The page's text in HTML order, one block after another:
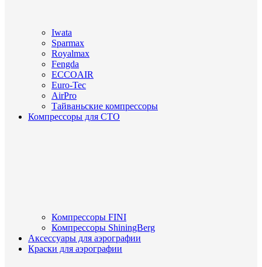
Iwata
Sparmax
Royalmax
Fengda
ECCOAIR
Euro-Tec
AirPro
Тайваньские компрессоры
Компрессоры для СТО
Компрессоры FINI
Компрессоры ShiningBerg
Аксессуары для аэрографии
Краски для аэрографии